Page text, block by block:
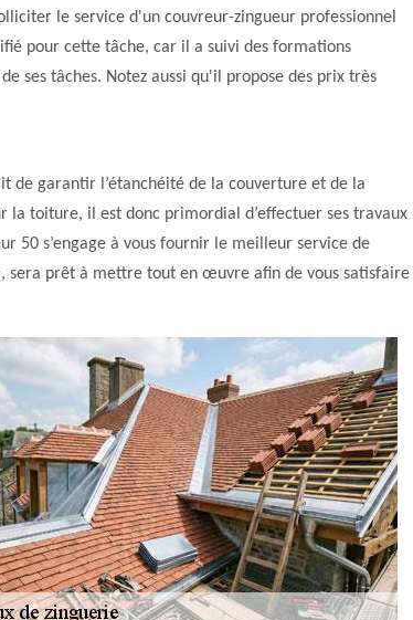
le service d'un couvreur-zingueur professionnel
pour cette tâche, car il a suivi des formations
ses tâches. Notez aussi qu'il propose des prix très
de garantir l’étanchéité de la couverture et de la
la toiture, il est donc primordial d’effectuer ses travaux
50 s’engage à vous fournir le meilleur service de
sera prêt à mettre tout en œuvre afin de vous satisfaire